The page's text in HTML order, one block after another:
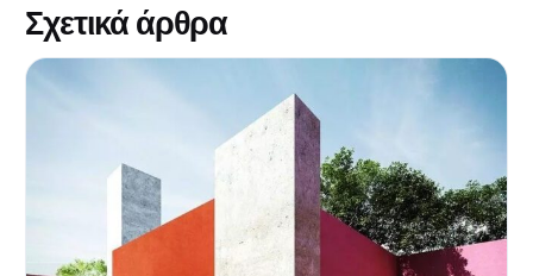
Σχετικά άρθρα